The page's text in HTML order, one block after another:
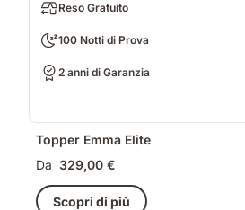
Reso Gratuito
100 Notti di Prova
2 anni di Garanzia
Topper Emma Elite
Da 329,00 €
Scopri di più